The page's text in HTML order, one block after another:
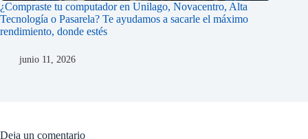
¿Compraste tu computador en Unilago, Novacentro, Alta
Tecnología o Pasarela? Te ayudamos a sacarle el máximo
rendimiento, donde estés
junio 11, 2026
Deja un comentario